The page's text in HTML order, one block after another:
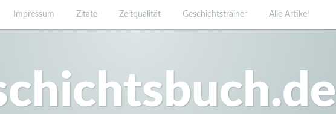
Impressum Zitate Zeitqualität Geschichtstrainer Alle Artikel